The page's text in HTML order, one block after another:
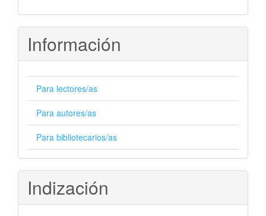
Información
Para lectores/as
Para autores/as
Para bibliotecarios/as
Indización